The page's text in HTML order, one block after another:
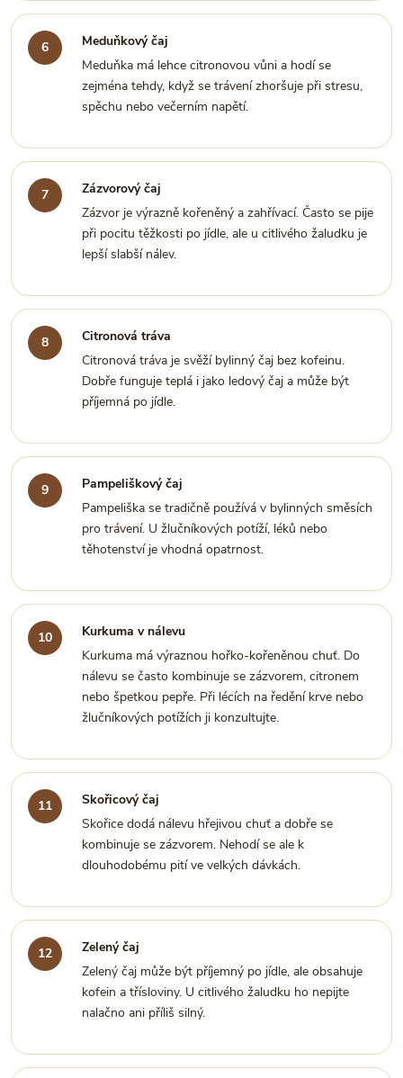
Meduňkový čaj
Meduňka má lehce citronovou vůni a hodí se
zejména tehdy, když se trávení zhoršuje při stresu,
spěchu nebo večerním napětí.
Zázvorový čaj
Zázvor je výrazně kořeněný a zahřívací. Často se pije
při pocitu těžkosti po jídle, ale u citlivého žaludku je
lepší slabší nálev.
Citronová tráva
Citronová tráva je svěží bylinný čaj bez kofeinu.
Dobře funguje teplá i jako ledový čaj a může být
příjemná po jídle.
Pampeliškový čaj
Pampeliška se tradičně používá v bylinných směsích
pro trávení. U žlučníkových potíží, léků nebo
těhotenství je vhodná opatrnost.
Kurkuma v nálevu
Kurkuma má výraznou hořko-kořeněnou chuť. Do
nálevu se často kombinuje se zázvorem, citronem
nebo špetkou pepře. Při lécích na ředění krve nebo
žlučníkových potížích ji konzultujte.
Skořicový čaj
Skořice dodá nálevu hřejivou chuť a dobře se
kombinuje se zázvorem. Nehodí se ale k
dlouhodobému pití ve velkých dávkách.
Zelený čaj
Zelený čaj může být příjemný po jídle, ale obsahuje
kofein a třísloviny. U citlivého žaludku ho nepijte
nalačno ani příliš silný.